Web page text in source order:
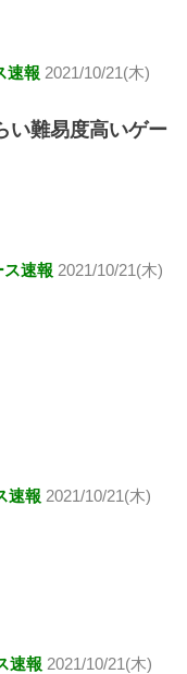
速報 2021/10/21(木)
い難易度高いゲー
速報 2021/10/21(木)
速報 2021/10/21(木)
速報 2021/10/21(木)